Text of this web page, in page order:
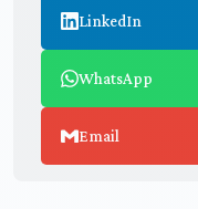
LinkedIn
WhatsApp
Email